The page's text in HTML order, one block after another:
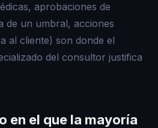
aprobaciones de
de un umbral, acciones
al cliente) son donde el
del consultor justifica
en el que la mayoría